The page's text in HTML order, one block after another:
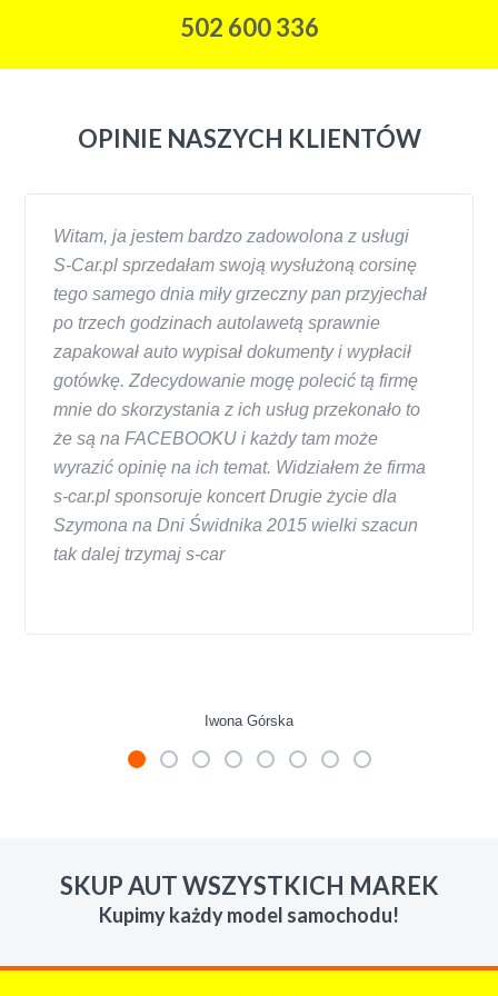
502 600 336
OPINIE NASZYCH KLIENTÓW
Witam, ja jestem bardzo zadowolona z usługi
S-Car.pl sprzedałam swoją wysłużoną corsinę
tego samego dnia miły grzeczny pan przyjechał
po trzech godzinach autolawetą sprawnie
zapakował auto wypisał dokumenty i wypłacił
gotówkę. Zdecydowanie mogę polecić tą firmę
mnie do skorzystania z ich usług przekonało to
że są na FACEBOOKU i każdy tam może
wyrazić opinię na ich temat. Widziałem że firma
s-car.pl sponsoruje koncert Drugie życie dla
Szymona na Dni Świdnika 2015 wielki szacun
tak dalej trzymaj s-car
Iwona Górska
roznym stanie i roznym wieku, za kazdym
razem z laweta ten sam przesympatyczny,
czlowiek. Doradzil telefonicznie, zaproponowal
SKUP AUT WSZYSTKICH MAREK
Kupimy każdy model samochodu!